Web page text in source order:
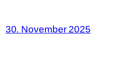
30. November 2025